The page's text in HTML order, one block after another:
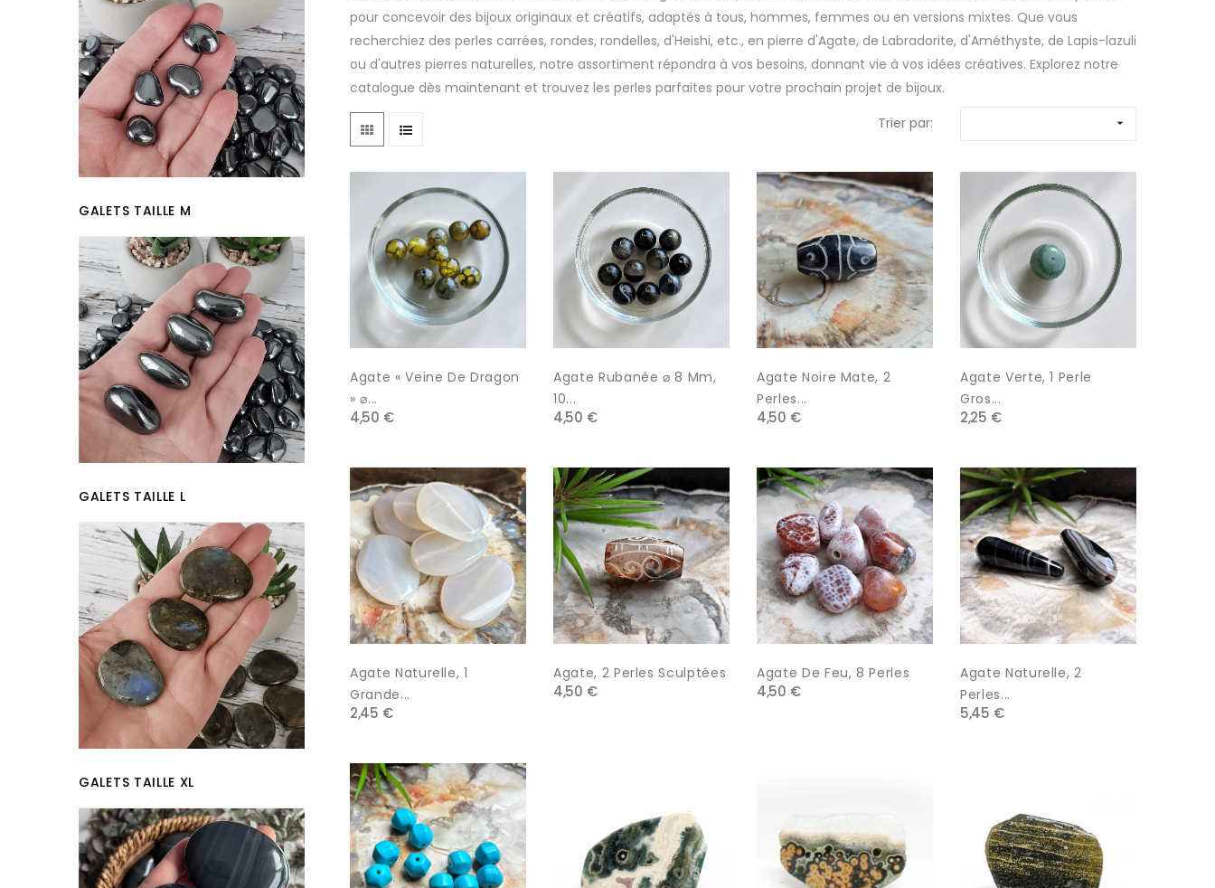
GALETS TAILLE M
GALETS TAILLE L
GALETS TAILLE XL
pour concevoir des bijoux originaux et créatifs, adaptés à tous, hommes, femmes ou en versions mixtes. Que vous
recherchiez des perles carrées, rondes, rondelles, d'Heishi, etc., en pierre d'Agate, de Labradorite, d'Améthyste, de Lapis-lazuli
ou d'autres pierres naturelles, notre assortiment répondra à vos besoins, donnant vie à vos idées créatives. Explorez notre
catalogue dès maintenant et trouvez les perles parfaites pour votre prochain projet de bijoux.
Trier par:

Agate « Veine De Dragon
» ⌀...
4,50 €
Agate Rubanée ⌀ 8 Mm,
10...
4,50 €
Agate Noire Mate, 2
Perles...
4,50 €
Agate Verte, 1 Perle
Gros...
2,25 €
Agate Naturelle, 1
Grande...
2,45 €
Agate, 2 Perles Sculptées
4,50 €
Agate De Feu, 8 Perles
4,50 €
Agate Naturelle, 2
Perles...
5,45 €